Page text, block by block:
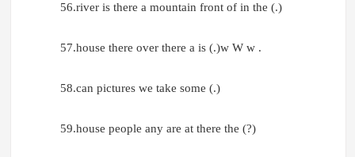
56.river is there a mountain front of in the (.)
57.house there over there a is (.)w W w .
58.can pictures we take some (.)
59.house people any are at there the (?)